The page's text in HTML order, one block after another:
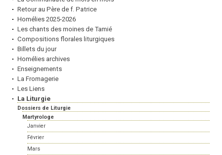
Retour au Père de f. Patrice
Homélies 2025-2026
Les chants des moines de Tamié
Compositions florales liturgiques
Billets du jour
Homélies archives
Enseignements
La Fromagerie
Les Liens
La Liturgie
Dossiers de Liturgie
Martyrologe
Janvier
Février
Mars